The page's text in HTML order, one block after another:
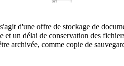
d'une offre de stockage de
et un délai de conservation des
archivée, comme copie de